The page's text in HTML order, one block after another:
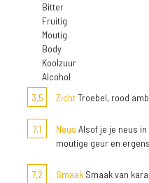
Bitter
Fruitig
Moutig
Body
Koolzuur
Alcohol
3,5
ZichtTroebel, rood
7,1 Neus Alsof je je neus
moutige geur en
7,2 Smaak Smaak van